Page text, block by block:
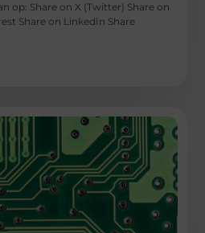
op: Share on X (Twitter) Share on
Share on LinkedIn Share